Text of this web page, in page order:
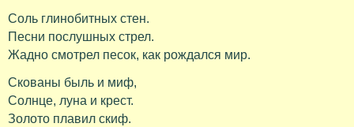
Соль глинобитных стен.
Песни послушных стрел.
Жадно смотрел песок, как рождался мир.
Скованы быль и миф,
Солнце, луна и крест.
Золото плавил скиф.